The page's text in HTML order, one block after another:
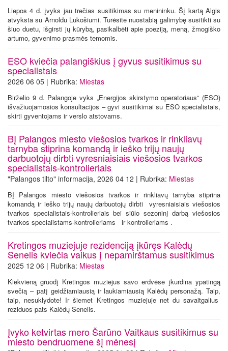
Liepos 4 d. įvyks jau trečias susitikimas su menininku. Šį kartą Algis
atvyksta su Arnoldu Lukošiumi. Turėsite nuostabią galimybę susitikti su
šiuo duetu, išgirsti jų kūrybą, pasikalbėti apie poeziją, meną, žmogiško
artumo, gyvenimo prasmės temomis.
ESO kviečia palangiškius į gyvus susitikimus su
specialistais
2026 06 05 | Rubrika: Miestas
Birželio 9 d. Palangoje vyks „Energijos skirstymo operatoriaus“ (ESO)
išvažiuojamosios konsultacijos – gyvi susitikimai su ESO specialistais,
skirti gyventojams ir verslo atstovams.
BĮ Palangos miesto viešosios tvarkos ir rinkliavų
tarnyba stiprina komandą ir ieško trijų naujų
darbuotojų dirbti vyresniaisiais viešosios tvarkos
specialistais-kontrolieriais
"Palangos tilto" informacija, 2026 04 12 | Rubrika: Miestas
BĮ Palangos miesto viešosios tvarkos ir rinkliavų tarnyba stiprina
komandą ir ieško trijų naujų darbuotojų dirbti vyresniaisiais viešosios
tvarkos specialistais-kontrolieriais bei siūlo sezoninį darbą viešosios
tvarkos specialistams-kontrolieriams ir kontrolieriams .
Kretingos muziejuje rezidenciją įkūręs Kalėdų
Senelis kviečia vaikus į nepamirštamus susitikimus
2025 12 06 | Rubrika: Miestas
Kiekvieną gruodį Kretingos muziejus savo erdvėse įkurdina ypatingą
svečią – patį geidžiamiausią ir laukiamiausią Kalėdų personažą. Taip,
taip, nesuklydote! Ir šiemet Kretingos muziejuje net du savaitgalius
reziduos pats Kalėdų Senelis.
Įvyko ketvirtas mero Šarūno Vaitkaus susitikimus su
miesto bendruomene šį mėnesį